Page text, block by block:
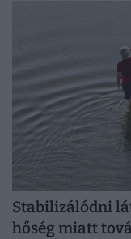
Stabilizálódni
hőség miatt